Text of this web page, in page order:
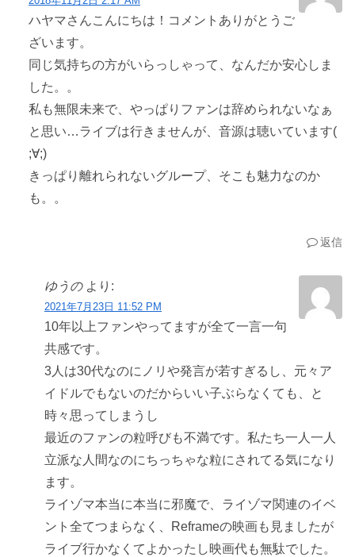
ハヤマさんこんにちは！コメントありがとうご
ざいます。
同じ気持ちの方がいらっしゃって、なんだか安心しま
した。。
私も無限未来で、やっぱりファンは辞められないなぁ
と思い…ライブは行きませんが、音源は聴いています(
;∀;)
きっぱり離れられないグループ、そこも魅力なのか
も。。
返信
ゆうの より:
2021年7月23日 11:52 PM
10年以上ファンやってますが全て一言一句
共感です。
3人は30代なのにノリや発言が若すぎるし、元々ア
イドルでもないのだからいい子ぶらなくても、と
時々思ってしまうし
最近のファンの粒呼びも不満です。私たち一人一人
立派な人間なのにちっちゃな粒にされてる気になり
ます。
ライゾマ本当に本当に邪魔で、ライゾマ関連のイベ
ント全てつまらなく、Reframeの映画も見ましたが
ライブ行かなくてよかったし映画代も無駄でした。